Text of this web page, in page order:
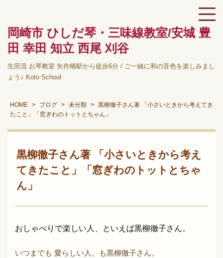
岡崎市 ひしだ琴・三味線教室/安城 豊
田 幸田 知立 西尾 刈谷
生田流 お琴教室 矢作橋駅から徒歩6分 / ご一緒に和の音色を楽しみまし
ょう♪ Koto School
HOME ブログ 未分類
黒柳徹子さん著 「小さいときから考えてき
たこと」「窓ぎわのトットとちゃん」
黒柳徹子さん著 「小さいときから考え
てきたこと」「窓ぎわのトットとちゃ
ん」
おしゃべりで楽しい人、といえば黒柳徹子さん。
いつまでも 愛らしい人、も黒柳徹子さん。